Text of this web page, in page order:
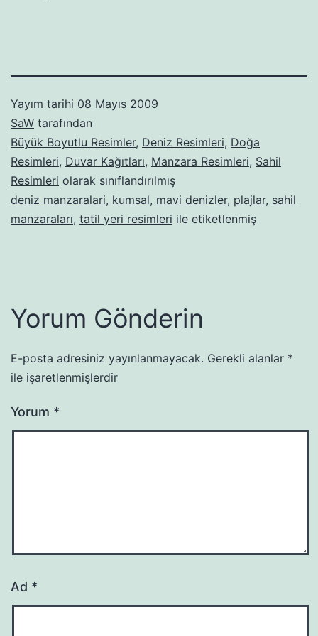
Yayım tarihi 08 Mayıs 2009
SaW tarafından
Büyük Boyutlu Resimler, Deniz Resimleri, Doğa
Resimleri, Duvar Kağıtları, Manzara Resimleri, Sahil
Resimleri olarak sınıflandırılmış
deniz manzaralari, kumsal, mavi denizler, plajlar, sahil
manzaraları, tatil yeri resimleri ile etiketlenmiş
Yorum Gönderin
E-posta adresiniz yayınlanmayacak. Gerekli alanlar *
ile işaretlenmişlerdir
Yorum *
Ad *